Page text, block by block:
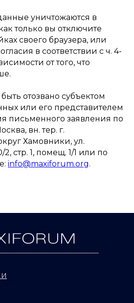
уничтожаются в
только вы отключите
своего браузера, или
в соответствии с ч. 4-
от того, что
отозвано субъектом
или его представителем
письменного заявления по
вн. тер. г.
Хамовники, ул.
стр. 1, помещ. 1/1 или по
info@maxiforum.org.